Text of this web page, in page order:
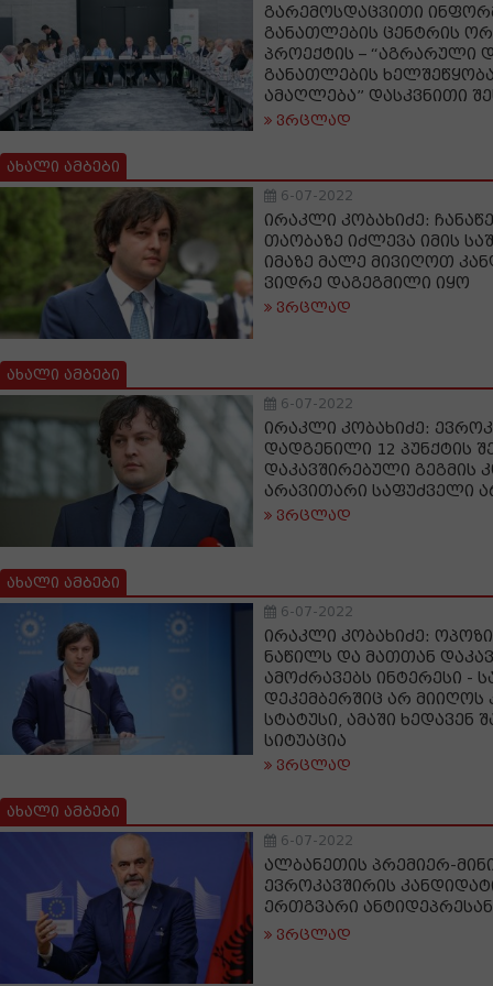
გარემოსდაცვითი
განათლების ცენტრის
პროექტის – “აგრარული
განათლების
ამაღლება” დასკვნითი
ვრცლად
ახალი ამბები
6-07-2022
ირაკლი კობახიძე:
თაობაზე იძლევა იმის
იმაზე მალე მივიღოთ
ვიდრე დაგეგმილი იყო
ვრცლად
ახალი ამბები
6-07-2022
ირაკლი კობახიძე:
დადგენილი 12 პუნქტის
დაკავშირებული გეგმის
არავითარი საფუძველი
ვრცლად
ახალი ამბები
6-07-2022
ირაკლი კობახიძე:
ნაწილს და მათთან
ამოძრავებს ინტერესი -
დეკემბერშიც არ მიიღოს
სტატუსი, ამაში ხედავენ
სიტუაცია
ვრცლად
ახალი ამბები
6-07-2022
ალბანეთის პრემიერ-
ევროკავშირის
ერთგვარი
ვრცლად